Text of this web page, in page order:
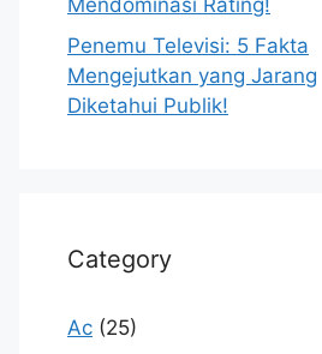
Mendominasi Rating!
Penemu Televisi: 5 Fakta
Mengejutkan yang Jarang
Diketahui Publik!
Category
Ac (25)